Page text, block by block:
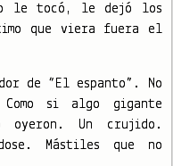
le tocó, le dejó los
que viera fuera el
de “El espanto”. No
si algo gigante
Un crujido.
Mástiles que no